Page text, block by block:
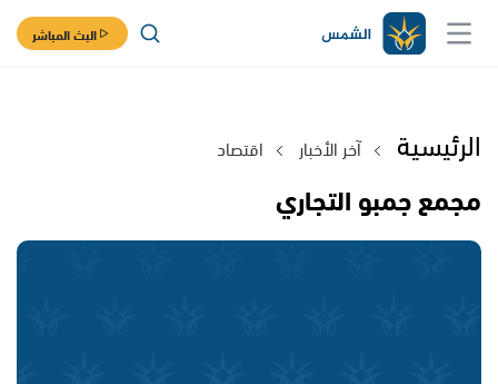
البث المباشر
الرئيسية آخر الأخبار اقتصاد
مجمع جمبو التجاري